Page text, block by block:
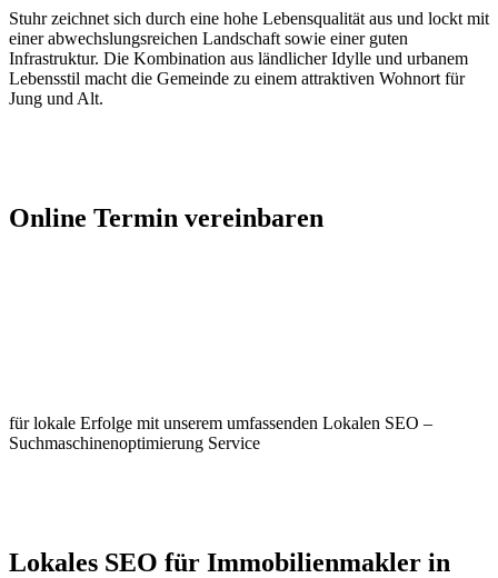
Stuhr zeichnet sich durch eine hohe Lebensqualität aus und lockt mit
einer abwechslungsreichen Landschaft sowie einer guten
Infrastruktur. Die Kombination aus ländlicher Idylle und urbanem
Lebensstil macht die Gemeinde zu einem attraktiven Wohnort für
Jung und Alt.
Online Termin vereinbaren
für lokale Erfolge mit unserem umfassenden Lokalen SEO –
Suchmaschinenoptimierung Service
Lokales SEO für Immobilienmakler in